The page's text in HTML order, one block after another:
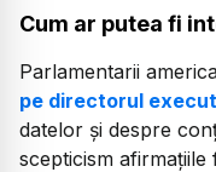
Cum ar putea fi
Parlamentarii
pe directorul
datelor și despre
scepticism afirmațiile